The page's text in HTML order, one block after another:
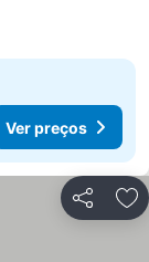
Ver preços
Partilhar